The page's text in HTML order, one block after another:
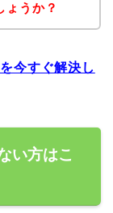
ょうか？
今すぐ解決し
い方はこ